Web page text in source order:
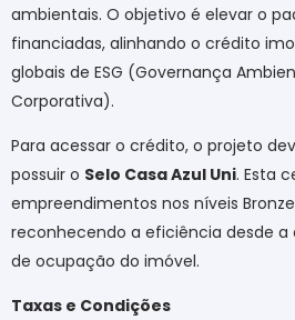
ambientais. O objetivo é elevar o
financiadas, alinhando o crédito
globais de ESG (Governança
Corporativa).
Para acessar o crédito, o projeto
possuir o Selo Casa Azul Uni. Esta
empreendimentos nos níveis
reconhecendo a eficiência desde
de ocupação do imóvel.
Taxas e Condições